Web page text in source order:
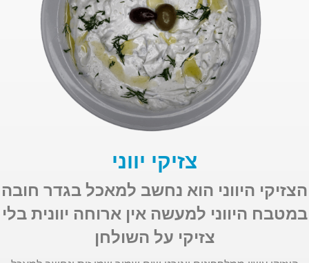
צזיקי יווני
הצזיקי היווני הוא נחשב למאכל בגדר חובה
במטבח היווני למעשה אין ארוחה יוונית בלי
צזיקי על השולחן